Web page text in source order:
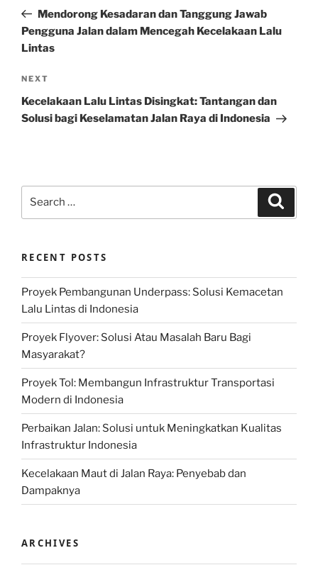
PostMendorong Kesadaran dan Tanggung Jawab
Pengguna Jalan dalam Mencegah Kecelakaan Lalu
Lintas
Next
Post
NEXT
Kecelakaan Lalu Lintas Disingkat: Tantangan dan
Solusi bagi Keselamatan Jalan Raya di Indonesia
RECENT POSTS
Proyek Pembangunan Underpass: Solusi Kemacetan
Lalu Lintas di Indonesia
Proyek Flyover: Solusi Atau Masalah Baru Bagi
Masyarakat?
Proyek Tol: Membangun Infrastruktur Transportasi
Modern di Indonesia
Perbaikan Jalan: Solusi untuk Meningkatkan Kualitas
Infrastruktur Indonesia
Kecelakaan Maut di Jalan Raya: Penyebab dan
Dampaknya
ARCHIVES